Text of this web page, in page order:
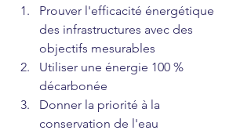
Prouver l'efficacité énergétique
des infrastructures avec des
objectifs mesurables
Utiliser une énergie 100 %
décarbonée
Donner la priorité à la
conservation de l'eau